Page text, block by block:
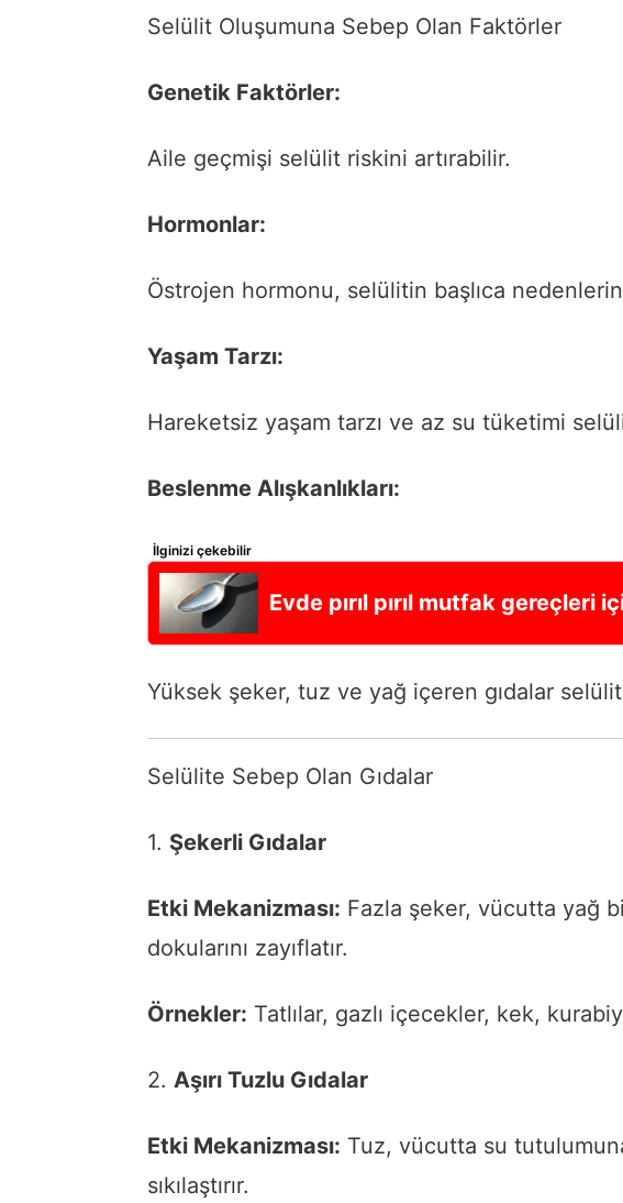
Selülit Oluşumuna Sebep Olan Faktörler
Genetik Faktörler:
Aile geçmişi selülit riskini artırabilir.
Hormonlar:
Östrojen hormonu, selülitin başlıca
Yaşam Tarzı:
Hareketsiz yaşam tarzı ve az su tüketimi
Beslenme Alışkanlıkları:
İlginizi çekebilir
Evde pırıl pırıl mutfak gereçleri
Yüksek şeker, tuz ve yağ içeren gıdalar selülit
Selülite Sebep Olan Gıdalar
1. Şekerli Gıdalar
Etki Mekanizması: Fazla şeker, vücutta yağ
dokularını zayıflatır.
Örnekler: Tatlılar, gazlı içecekler, kek,
2. Aşırı Tuzlu Gıdalar
Etki Mekanizması: Tuz, vücutta su
sıkılaştırır.